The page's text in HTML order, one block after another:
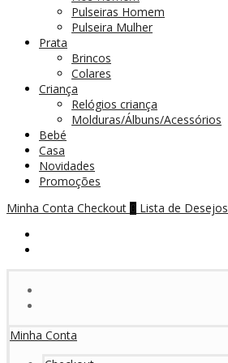
Pulseiras Homem
Pulseira Mulher
Prata
Brincos
Colares
Criança
Relógios criança
Molduras/Álbuns/Acessórios
Bebé
Casa
Novidades
Promoções
Minha Conta Checkout 0 Lista de Desejos
Minha Conta